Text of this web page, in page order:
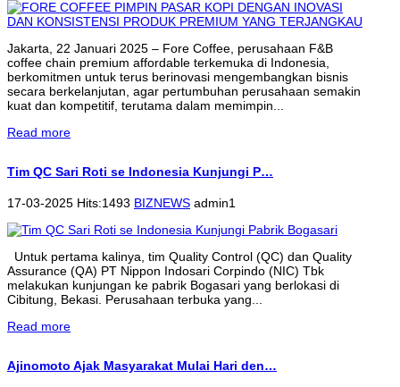
Jakarta, 22 Januari 2025 – Fore Coffee, perusahaan F&B
coffee chain premium affordable terkemuka di Indonesia,
berkomitmen untuk terus berinovasi mengembangkan bisnis
secara berkelanjutan, agar pertumbuhan perusahaan semakin
kuat dan kompetitif, terutama dalam memimpin...
Read more
Tim QC Sari Roti se Indonesia Kunjungi P…
17-03-2025 Hits:1493 BIZNEWS admin1
Untuk pertama kalinya, tim Quality Control (QC) dan Quality
Assurance (QA) PT Nippon Indosari Corpindo (NIC) Tbk
melakukan kunjungan ke pabrik Bogasari yang berlokasi di
Cibitung, Bekasi. Perusahaan terbuka yang...
Read more
Ajinomoto Ajak Masyarakat Mulai Hari den…